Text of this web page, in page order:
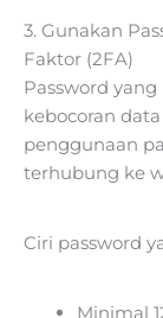
3. Gunakan
Faktor (2FA)
Password
kebocoran
penggunaan
terhubung ke
Ciri password
Minimal